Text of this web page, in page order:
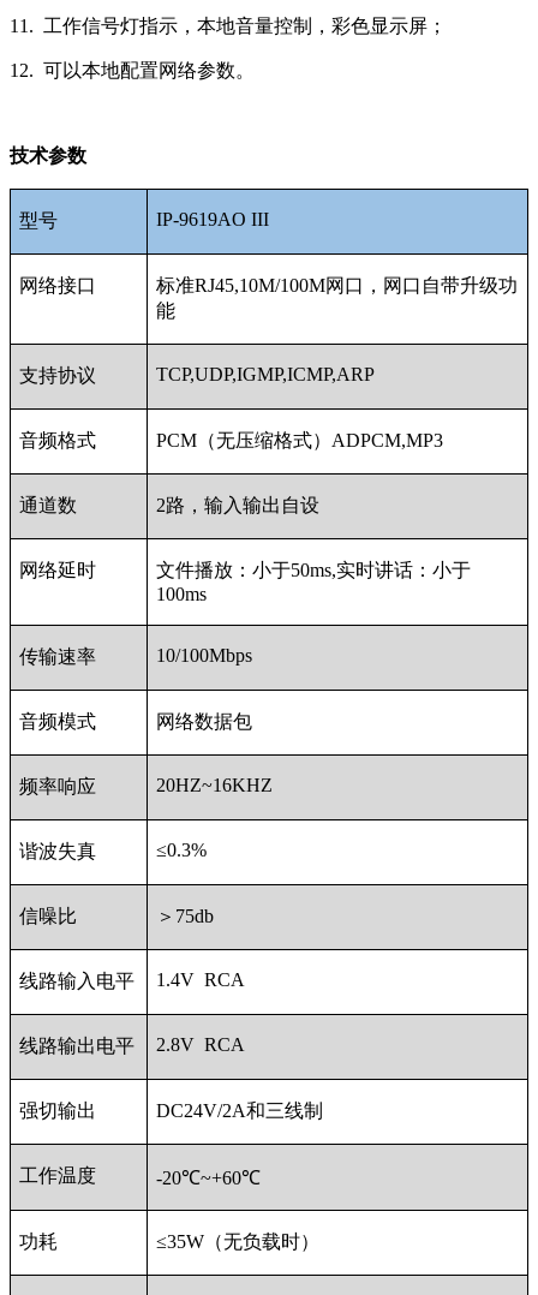
11. 工作信号灯指示，本地音量控制，彩色显示屏；
12. 可以本地配置网络参数。
技术参数
型号 IP-9619AO III
网络接口
标准RJ45,10M/100M网口，网口自带升级功
能
支持协议 TCP,UDP,IGMP,ICMP,ARP
音频格式 PCM（无压缩格式）ADPCM,MP3
通道数 2路，输入输出自设
网络延时
文件播放：小于50ms,实时讲话：小于
100ms
传输速率 10/100Mbps
音频模式 网络数据包
频率响应 20HZ~16KHZ
谐波失真 ≤0.3%
信噪比 ＞75db
线路输入电平 1.4V RCA
线路输出电平 2.8V RCA
强切输出 DC24V/2A和三线制
工作温度 -20℃~+60℃
功耗 ≤35W（无负载时）